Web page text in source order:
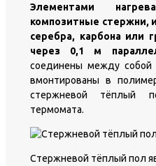
Элементами
композитные стержни,
серебра, карбона или
через 0,1 м
соединены между
вмонтированы в
стержневой тёплый
термомата.
Стержневой тёплый пол